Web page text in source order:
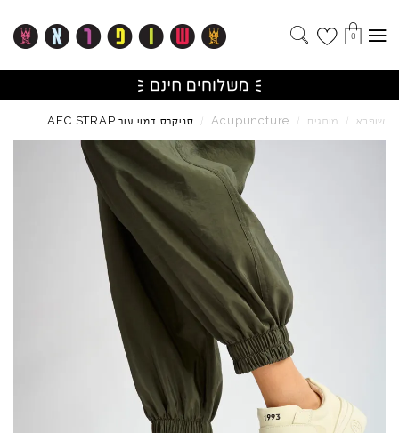
0
שופרא / מותגים /
Acupuncture
/ סניקרס דמוי עור AFC STRAP